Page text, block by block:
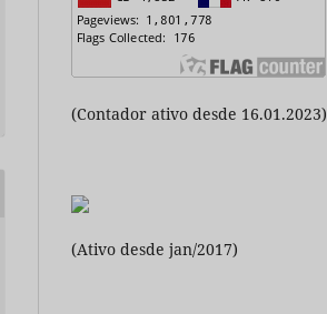
(Contador ativo desde 16.01.2023)
(Ativo desde jan/2017)